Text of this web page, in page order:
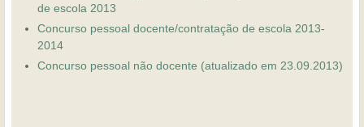
de escola 2013
Concurso pessoal docente/contratação de escola 2013-
2014
Concurso pessoal não docente (atualizado em 23.09.2013)